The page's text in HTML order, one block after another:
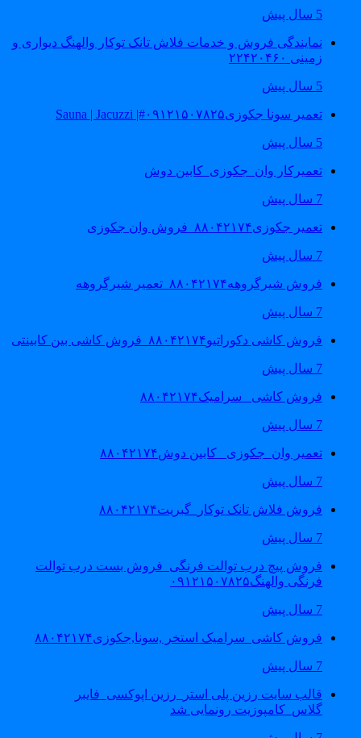
نمایندگی فروش و خدمات فلاش تانک توکار والهنگ دیواری و
زمینی ۲۲۴۲۰۴۶۰
تعمیر سونا جکوزی۰۹۱۲۱۵۰۷۸۲۵#| Sauna | Jacuzzi
تعمیرکار وان_جکوزی_کابین دوش
تعمیر جکوزی۸۸۰۴۲۱۷۴_فروش وان جکوزی
فروش شیرگروهه۸۸۰۴۲۱۷۴_تعمیر شیرگروهه
فروش کاشی دکوراتیو۸۸۰۴۲۱۷۴_فروش کاشی بین کابینتی
فروش کاشی _سرامیک۸۸۰۴۲۱۷۴
تعمیر وان_جکوزی_ کابین دوش۸۸۰۴۲۱۷۴
فروش فلاش تانک توکار_گبریت۸۸۰۴۲۱۷۴
فروش پیچ درب توالت فرنگی_فروش بست درب توالت
فرنگی والهنگ۰۹۱۲۱۵۰۷۸۲۵
فروش کاشی_سرامیک استخر ,سونا,جکوزی۸۸۰۴۲۱۷۴
قالب سایت رزین پلی استر_رزین اپوکسی_فایبر
گلاس_کامپوزیت رونمایی شد